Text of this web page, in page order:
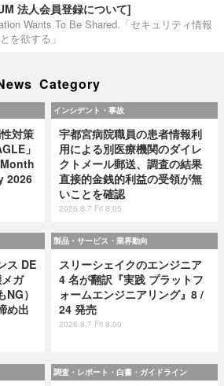
法人会員登録について]
Wants To Be Shared.「セキュリティ情報
を欲する」
Category
対策
」
2026
インシデント・事故
宇都宮病院職員の患者情報利
用による別医療機関のダイレ
クトメール郵送、調査の結果
直接的金銭的利益の受領が無
いことを確認
2026.8.7 Fri 8:05
ス DE
ガ
）
め出
製品・サービス・業界動向
スリーシェイクのエンジニア
4 名が翻訳『実践 プラットフ
ォームエンジニアリング』8 /
24 発売
2026.8.7 Fri 8:00
調査・レポート・白書・ガイドライン